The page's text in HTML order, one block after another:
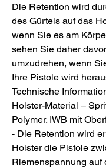
Die Retention wird
des Gürtels auf das
wenn Sie es am
sehen Sie daher
umzudrehen, wenn
Ihre Pistole wird
Technische
Holster-Material –
Polymer. IWB mit
- Die Retention wird
Holster die Pistole
Riemenspannung auf